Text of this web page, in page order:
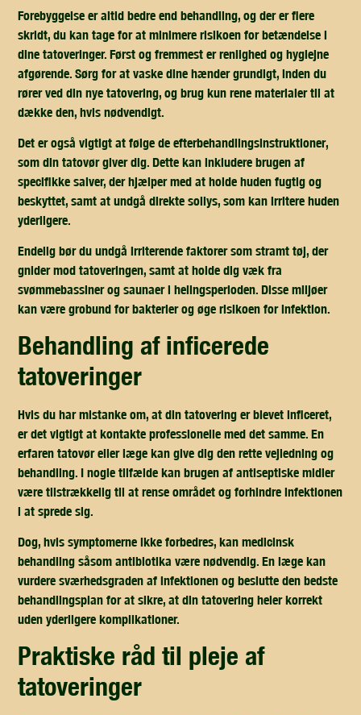
Forebyggelse er altid bedre end behandling, og der er flere
skridt, du kan tage for at minimere risikoen for betændelse i
dine tatoveringer. Først og fremmest errenlighed og hygiejne
afgørende. Sørg for at vaske dine hænder grundigt, inden du
rører ved din nye tatovering, og brug kun rene materialer til at
dække den, hvis nødvendigt.
Det er også vigtigt at følge de efterbehandlingsinstruktioner,
som din tatovør giver dig. Dette kan inkludere brugen af
specifikke salver, der hjælper med at holde huden fugtig og
beskyttet, samt at undgå direkte sollys, som kan irritere huden
yderligere.
Endelig bør du undgå irriterende faktorersom stramt tøj, der
gnider mod tatoveringen, samt at holde dig væk fra
svømmebassiner og saunaer i helingsperioden. Disse miljøer
kan være grobund for bakterier og øge risikoen for infektion.
behandling af inficerede
tatoveringer
Hvis du har mistanke om, at din tatovering er blevet inficeret,
er det vigtigt at kontakte professionelle med det samme. En
erfaren tatovør eller læge kan give dig den rette vejledning og
behandling. I nogle tilfælde kan brugen af antiseptiske midler
være tilstrækkelig til at rense området og forhindre infektionen
i at sprede sig.
Dog, hvis symptomerne ikke forbedres, kan medicinsk
behandling såsom antibiotika være nødvendig. En læge kan
vurdere sværhedsgraden af infektionen og beslutte den bedste
behandlingsplan for at sikre, at din tatovering heler korrekt
uden yderligere komplikationer.
praktiske råd til pleje af
tatoveringer